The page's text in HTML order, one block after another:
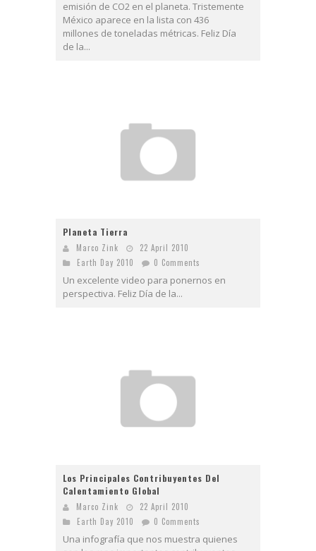
emisión de CO2 en el planeta. Tristemente
México aparece en la lista con 436
millones de toneladas métricas. Feliz Día
de la...
Planeta Tierra
Marco Zink
22 April 2010
Earth Day 2010
0 Comments
Un excelente video para ponernos en
perspectiva. Feliz Día de la...
Los Principales Contribuyentes Del
Calentamiento Global
Marco Zink
22 April 2010
Earth Day 2010
0 Comments
Una infografía que nos muestra quienes